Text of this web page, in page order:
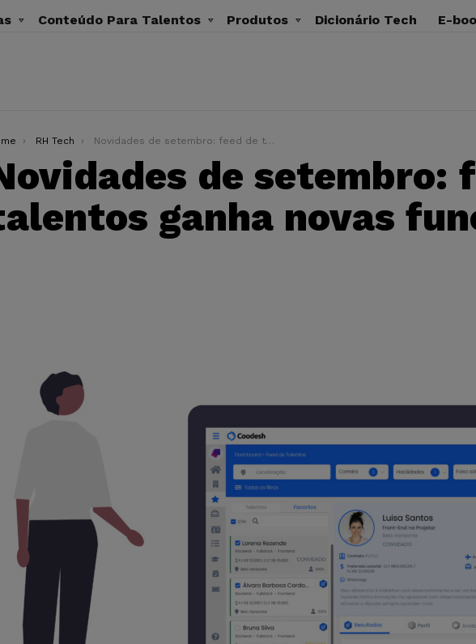
Conteúdo Para Talentos Produtos Dicionário Tech E-
are here:RH Tech Novidades de setembro: feed de talentos ganha novas funções
de setembro:
ganha novas